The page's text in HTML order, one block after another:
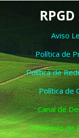
Aviso
Política de
Política de
Política de
Canal de
Protocolo de